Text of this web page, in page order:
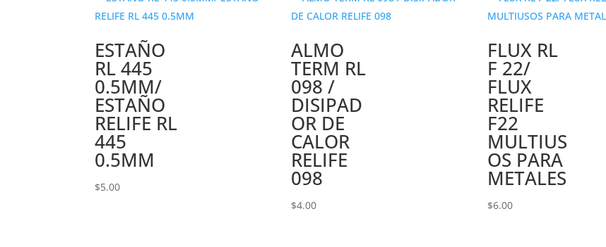
ESTAÑO
RL 445
0.5MM/
ESTAÑO
RELIFE RL
445
0.5MM
$5.00
ALMO
TERM RL
098 /
DISIPAD
OR DE
CALOR
RELIFE
098
$4.00
FLUX RL
F 22/
FLUX
RELIFE
F22
MULTIUS
OS PARA
METALES
$6.00